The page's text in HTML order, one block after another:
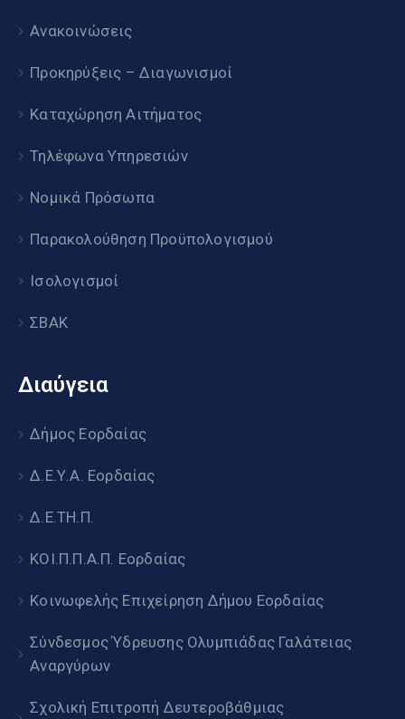
Ανακοινώσεις
Προκηρύξεις – Διαγωνισμοί
Καταχώρηση Αιτήματος
Τηλέφωνα Υπηρεσιών
Νομικά Πρόσωπα
Παρακολούθηση Προϋπολογισμού
Ισολογισμοί
ΣΒΑΚ
Διαύγεια
Δήμος Εορδαίας
Δ.Ε.Υ.Α. Εορδαίας
Δ.Ε.ΤΗ.Π.
ΚΟΙ.Π.Π.Α.Π. Εορδαίας
Κοινωφελής Επιχείρηση Δήμου Εορδαίας
Σύνδεσμος Ύδρευσης Ολυμπιάδας Γαλάτειας
Αναργύρων
Σχολική Επιτροπή Δευτεροβάθμιας